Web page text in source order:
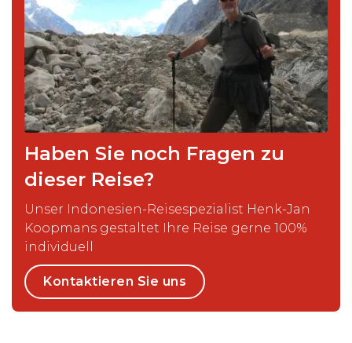
Haben Sie noch Fragen zu
dieser Reise?
Unser Indonesien-Reisespezialist Henk-Jan
Koopmans gestaltet Ihre Reise gerne 100%
individuell
Kontaktieren Sie uns